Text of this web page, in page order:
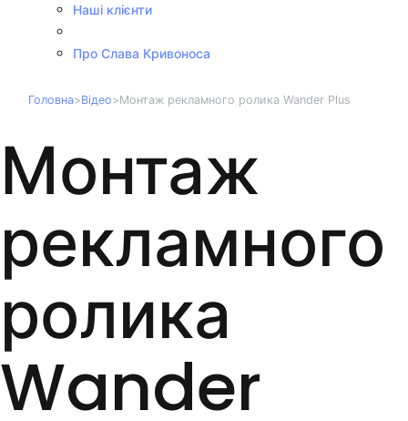
Наші клієнти
Про Слава Кривоноса
Головна>Відео>Монтаж рекламного ролика Wander Plus
Монтаж
рекламного
ролика
Wander